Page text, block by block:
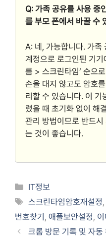
Q: 가족 공유를 사용 중
를 부모 폰에서 바꿀 수
A: 네, 가능합니다. 가족
계정으로 로그인된 기
름 > 스크린타임’ 순으
손을 대지 않고도 암호
리할 수 있습니다. 이 기
렸을 때 초기화 없이 해
관리 방법이므로 반드
는 것이 좋습니다.
Categories
IT정보
Tags
스크린타임암호재설정
번호찾기 , 애플보안설정,
크롬 방문 기록 및 자